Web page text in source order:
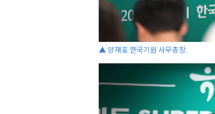
▲ 양재호 한국기원 사무총장.